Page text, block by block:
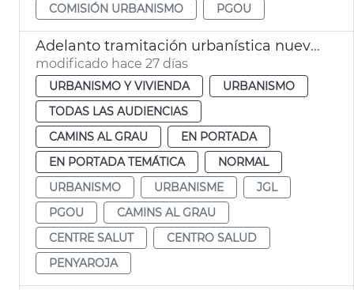
COMISIÓN URBANISMO
PGOU
Adelanto tramitación urbanística nuevo centre salud Peñaroja
modificado hace 27 días
URBANISMO Y VIVIENDA
URBANISMO
TODAS LAS AUDIENCIAS
CAMINS AL GRAU
EN PORTADA
EN PORTADA TEMÁTICA
NORMAL
URBANISMO
URBANISME
JGL
PGOU
CAMINS AL GRAU
CENTRE SALUT
CENTRO SALUD
PENYAROJA